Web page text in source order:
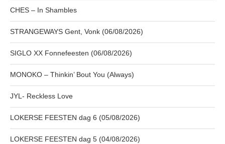
CHES – In Shambles
STRANGEWAYS Gent, Vonk (06/08/2026)
SIGLO XX Fonnefeesten (06/08/2026)
MONOKO – Thinkin’ Bout You (Always)
JYL- Reckless Love
LOKERSE FEESTEN dag 6 (05/08/2026)
LOKERSE FEESTEN dag 5 (04/08/2026)